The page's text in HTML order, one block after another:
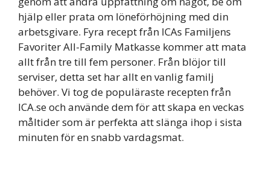
hjälp eller prata om löneförhöjning med din
arbetsgivare. Fyra recept från ICAs Familjens
Favoriter All-Family Matkasse kommer att mata
allt från tre till fem personer. Från blöjor till
serviser, detta set har allt en vanlig familj
behöver. Vi tog de populäraste recepten från
ICA.se och använde dem för att skapa en veckas
måltider som är perfekta att slänga ihop i sista
minuten för en snabb vardagsmat.